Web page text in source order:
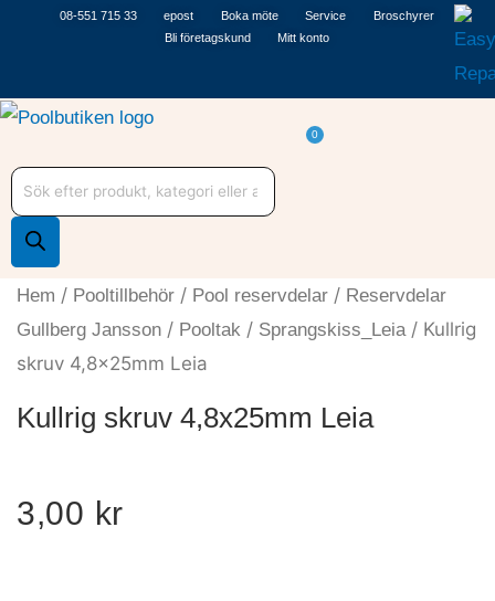
08-551 715 33 epost Boka möte Service
Broschyrer
Bli företagskund
Mitt konto
0
Varukorg
Produktsökning
Hem / Pooltillbehör / Pool reservdelar / Reservdelar
Gullberg Jansson / Pooltak / Sprangskiss_Leia / Kullrig
skruv 4,8x25mm Leia
Kullrig skruv 4,8x25mm Leia
3,00 kr